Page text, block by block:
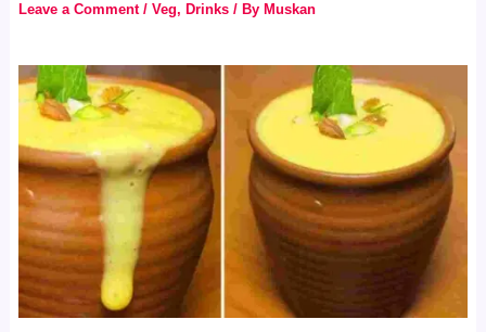
Leave a Comment /Veg, Drinks / By Muskan